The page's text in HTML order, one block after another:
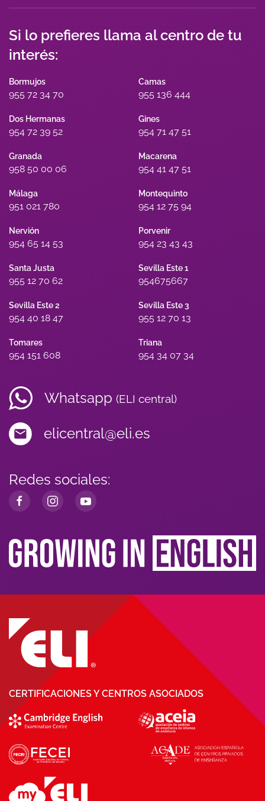
Si lo prefieres llama al centro de tu
interés:
Bormujos
955 72 34 70
Camas
955 136 444
Dos Hermanas
954 72 39 52
Gines
954 71 47 51
Granada
958 50 00 06
Macarena
954 41 47 51
Málaga
951 021 780
Montequinto
954 12 75 94
Nervión
954 65 14 53
Porvenir
954 23 43 43
Santa Justa
955 12 70 62
Sevilla Este 1
954675667
Sevilla Este 2
954 40 18 47
Sevilla Este 3
955 12 70 13
Tomares
954 151 608
Triana
954 34 07 34
Whatsapp (ELI central)
elicentral@eli.es
Redes sociales:
CERTIFICACIONES Y CENTROS ASOCIADOS